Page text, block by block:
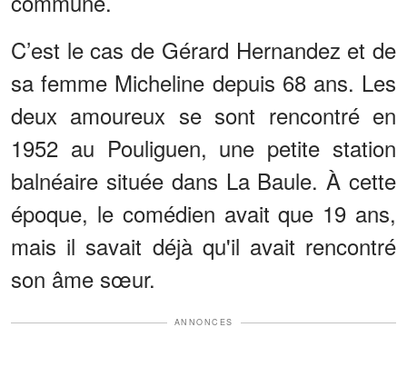
C’est le cas de Gérard Hernandez et de
sa femme Micheline depuis 68 ans. Les
deux amoureux se sont rencontré en
1952 au Pouliguen, une petite station
balnéaire située dans La Baule. À cette
époque, le comédien avait que 19 ans,
mais il savait déjà qu'il avait rencontré
son âme sœur.
ANNONCES